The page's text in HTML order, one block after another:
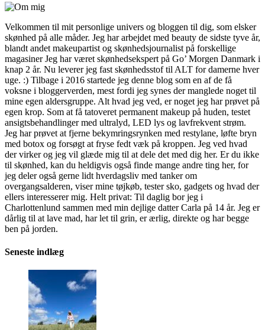
Velkommen til mit personlige univers og bloggen til dig, som elsker
skønhed på alle måder. Jeg har arbejdet med beauty de sidste tyve år,
blandt andet makeupartist og skønhedsjournalist på forskellige
magasiner Jeg har været skønhedsekspert på Go’ Morgen Danmark i
knap 2 år. Nu leverer jeg fast skønhedsstof til ALT for damerne hver
uge. :) Tilbage i 2016 startede jeg denne blog som en af de få
voksne i bloggerverden, mest fordi jeg synes der manglede noget til
mine egen aldersgruppe. Alt hvad jeg ved, er noget jeg har prøvet på
egen krop. Som at få tatoveret permanent makeup på huden, testet
ansigtsbehandlinger med ultralyd, LED lys og lavfrekvent strøm.
Jeg har prøvet at fjerne bekymringsrynken med restylane, løfte bryn
med botox og forsøgt at fryse fedt væk på kroppen. Jeg ved hvad
der virker og jeg vil glæde mig til at dele det med dig her. Er du ikke
til skønhed, kan du heldigvis også finde mange andre ting her, for
jeg deler også gerne lidt hverdagsliv med tanker om
overgangsalderen, viser mine tøjkøb, tester sko, gadgets og hvad der
ellers interesserer mig. Helt privat: Til daglig bor jeg i
Charlottenlund sammen med min dejlige datter Carla på 14 år. Jeg er
dårlig til at lave mad, har let til grin, er ærlig, direkte og har begge
ben på jorden.
Seneste indlæg